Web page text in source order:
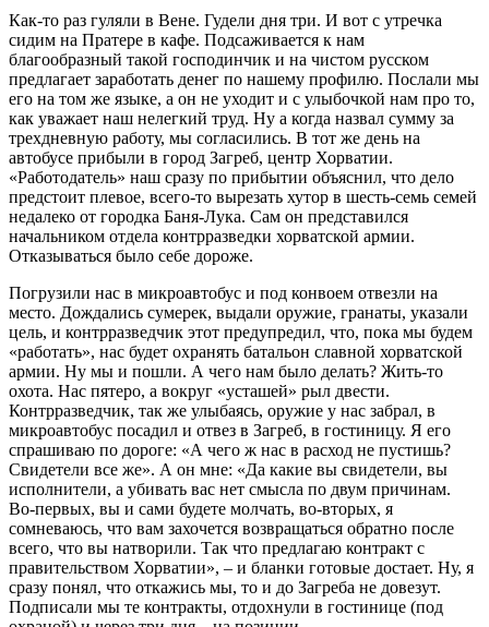
Как-то раз гуляли в Вене. Гудели дня три. И вот с утречка
сидим на Пратере в кафе. Подсаживается к нам
благообразный такой господинчик и на чистом русском
предлагает заработать денег по нашему профилю. Послали мы
его на том же языке, а он не уходит и с улыбочкой нам про то,
как уважает наш нелегкий труд. Ну а когда назвал сумму за
трехдневную работу, мы согласились. В тот же день на
автобусе прибыли в город Загреб, центр Хорватии.
«Работодатель» наш сразу по прибытии объяснил, что дело
предстоит плевое, всего-то вырезать хутор в шесть-семь семей
недалеко от городка Баня-Лука. Сам он представился
начальником отдела контрразведки хорватской армии.
Отказываться было себе дороже.
Погрузили нас в микроавтобус и под конвоем отвезли на
место. Дождались сумерек, выдали оружие, гранаты, указали
цель, и контрразведчик этот предупредил, что, пока мы будем
«работать», нас будет охранять батальон славной хорватской
армии. Ну мы и пошли. А чего нам было делать? Жить-то
охота. Нас пятеро, а вокруг «усташей» рыл двести.
Контрразведчик, так же улыбаясь, оружие у нас забрал, в
микроавтобус посадил и отвез в Загреб, в гостиницу. Я его
спрашиваю по дороге: «А чего ж нас в расход не пустишь?
Свидетели все же». А он мне: «Да какие вы свидетели, вы
исполнители, а убивать вас нет смысла по двум причинам.
Во-первых, вы и сами будете молчать, во-вторых, я
сомневаюсь, что вам захочется возвращаться обратно после
всего, что вы натворили. Так что предлагаю контракт с
правительством Хорватии», – и бланки готовые достает. Ну, я
сразу понял, что откажись мы, то и до Загреба не довезут.
Подписали мы те контракты, отдохнули в гостинице (под